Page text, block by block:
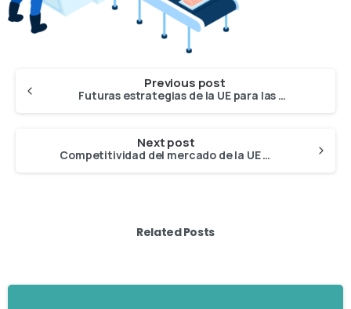
Previous post
Futuras estrategias de la UE para las comunidades costeras y las islas
Next post
Competitividad del mercado de la UE de productos de la pesca y la acuicultura – Próximos estudios sobre el Reglamento de Control de la Pesca
Related Posts